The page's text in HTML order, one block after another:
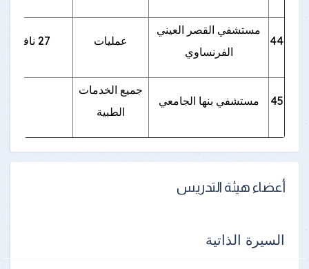
44
مستشفي القصر العيني
الفرنساوي
عمليات 27 نافذة شيم الشافعي- كورنيش النيل - القاهرة
45 مستشفي بنها الجامعي
جميع الخدمات
الطبية
أعضاء هيئة التدريس
السيرة الذاتية